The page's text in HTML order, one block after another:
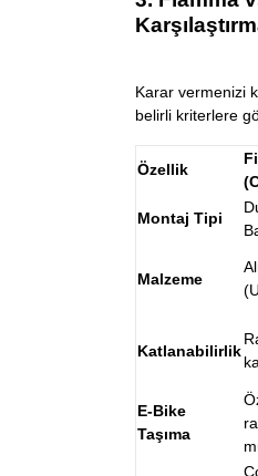
Karar vermenizi
belirli kriterlere
Özellik
Montaj Tipi
Malzeme
Katlanabilirlik
E-Bike
Taşıma